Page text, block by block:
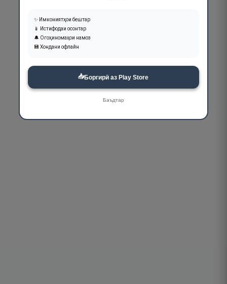
✨ Имкониятҳои бештар
📱 Истифодаи осонтар
🔔 Огоҳиномаҳои намоз
💾 Хондани офлайн
📥Боргирӣ аз Play Store
Баъдтар